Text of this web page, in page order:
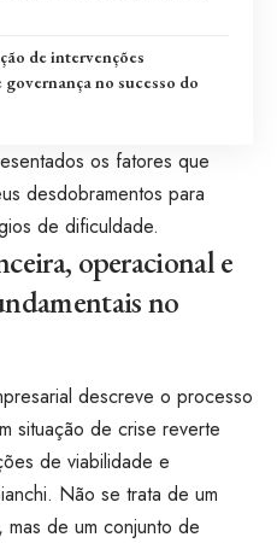
de intervenções
no sucesso do
os fatores que
desdobramentos para
de dificuldade.
operacional e
no
descreve o processo
situação de crise reverte
de viabilidade e
Não se trata de um
de um conjunto de